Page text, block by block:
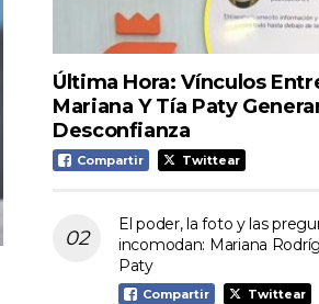
Última Hora: Vínculos
Mariana Y Tía Paty
Desconfianza
Compartir Twittear
El poder, la foto y las
incomodan: Mariana
Paty
Compartir Twittear